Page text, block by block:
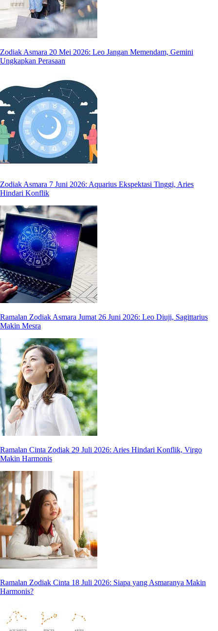
Zodiak Asmara 20 Mei 2026: Leo Jangan Memendam, Gemini
Ungkapkan Perasaan
Zodiak Asmara 7 Juni 2026: Aquarius Ekspektasi Tinggi, Aries
Hindari Konflik
Ramalan Zodiak Asmara Jumat 26 Juni 2026: Leo Diuji, Sagittarius
Makin Mesra
Ramalan Cinta Zodiak 29 Juli 2026: Aries Hindari Konflik, Virgo
Makin Harmonis
Ramalan Zodiak Cinta 18 Juli 2026: Siapa yang Asmaranya Makin
Harmonis?